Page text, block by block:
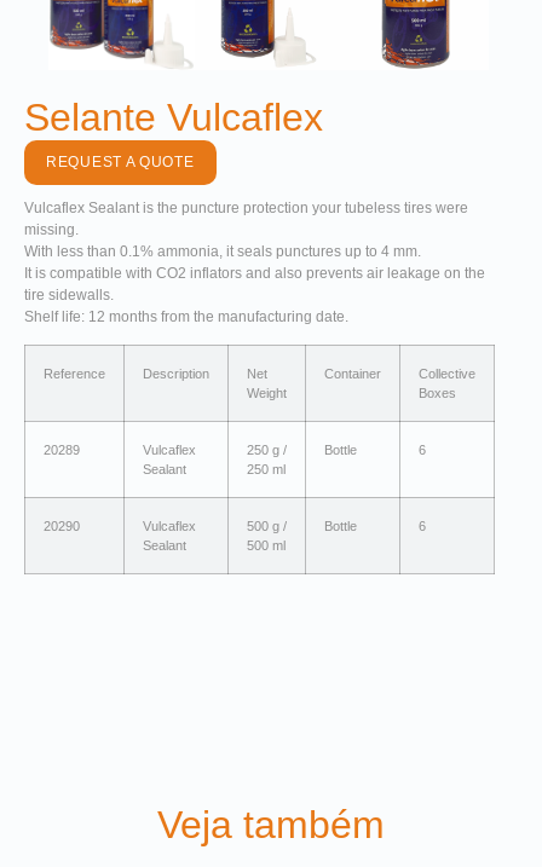
Selante Vulcaflex
REQUEST A QUOTE
Vulcaflex Sealant is the puncture protection your tubeless tires were
missing.
With less than 0.1% ammonia, it seals punctures up to 4 mm.
It is compatible with CO2 inflators and also prevents air leakage on the
tire sidewalls.
Shelf life: 12 months from the manufacturing date.
Reference Description
Net
Weight
Container
Collective
Boxes
20289
Vulcaflex
Sealant
250 g /
250 ml
Bottle 6
20290
Vulcaflex
Sealant
500 g /
500 ml
Bottle 6
Veja também